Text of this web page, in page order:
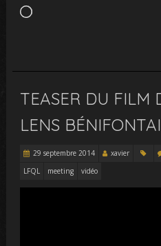
Chargement…
TEASER DU FILM
LENS
29 septembre 2014 xavier
LFQL
meeting vidéo